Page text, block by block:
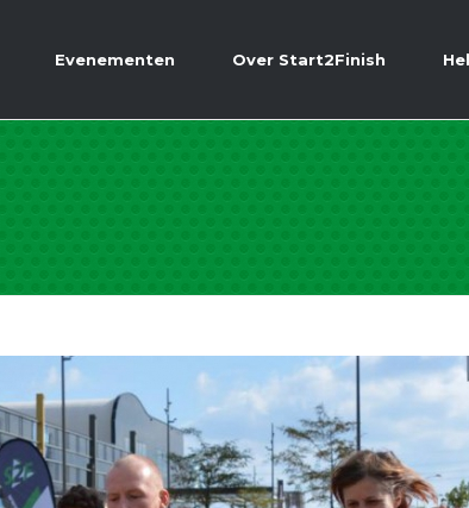
Evenementen Over Start2Finish